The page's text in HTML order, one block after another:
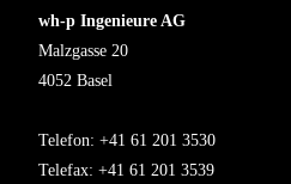
wh-p Ingenieure AG
Malzgasse 20
4052 Basel
Telefon: +41 61 201 3530
Telefax: +41 61 201 3539